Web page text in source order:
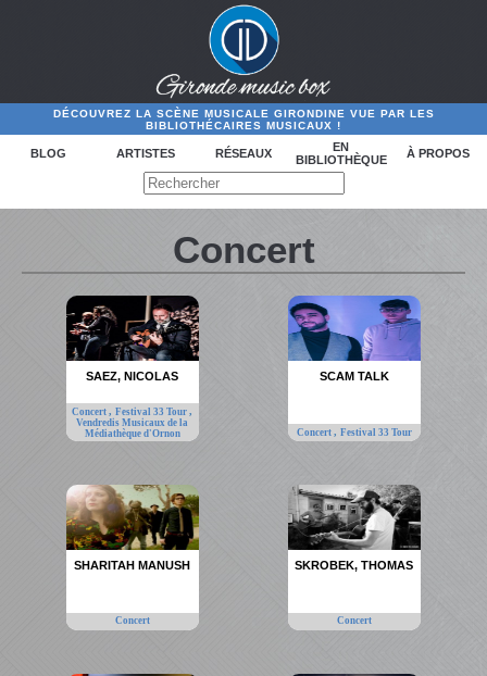
DÉCOUVREZ LA SCÈNE MUSICALE GIRONDINE VUE PAR LES
BIBLIOTHÉCAIRES MUSICAUX !
BLOG ARTISTES RÉSEAUX
EN
BIBLIOTHÈQUE
À PROPOS
Concert
SAEZ, NICOLAS
Concert,Festival 33 Tour,
Vendredis Musicaux de la
Médiathèque d'Ornon
SCAM TALK
Concert , Festival 33 Tour
SHARITAH MANUSH
Concert
SKROBEK, THOMAS
Concert